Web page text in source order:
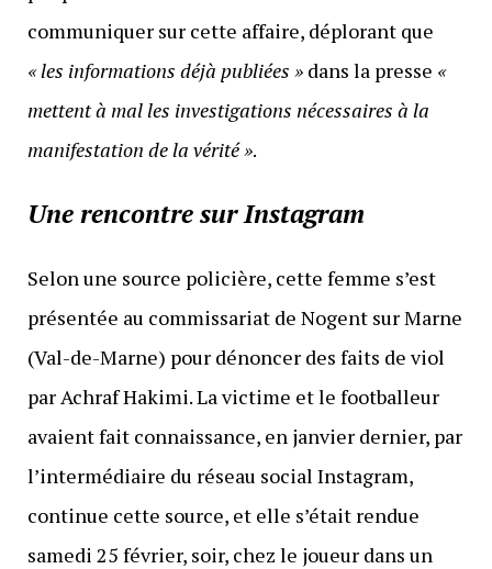
communiquer sur cette affaire, déplorant que
« les informations déjà publiées »dans la presse «
mettent à mal les investigations nécessaires à la
manifestation de la vérité ».
Une rencontre sur Instagram
Selon une source policière, cette femme s’est
présentée au commissariat de Nogent sur Marne
(Val-de-Marne) pour dénoncer des faits de viol
par Achraf Hakimi. La victime et le footballeur
avaient fait connaissance, en janvier dernier, par
l’intermédiaire du réseau social Instagram,
continue cette source, et elle s’était rendue
samedi 25 février, soir, chez le joueur dans un